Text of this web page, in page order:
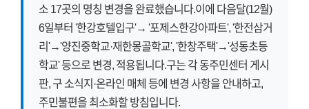
소 17곳의 명칭 변경을 완료했습니다.이에 다음달(12월)
6일부터 '한강호텔입구'→ '포제스한강아파트', '한전삼거
리'→'양진중학교·재한몽골학교', '한창주택'→'성동초등
학교' 등으로 변경, 적용됩니다.구는 각 동주민센터 게시
판, 구 소식지·온라인 매체 등에 변경 사항을 안내하고,
주민불편을 최소화할 방침입니다.